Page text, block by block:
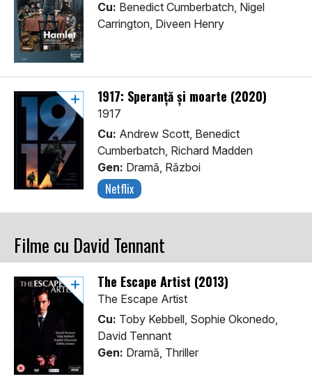
Cu: Benedict Cumberbatch, Nigel
Carrington, Diveen Henry
1917: Speranță și moarte (2020)
1917
Cu: Andrew Scott, Benedict
Cumberbatch, Richard Madden
Gen: Dramă, Război
Netflix
Filme cu David Tennant
The Escape Artist (2013)
The Escape Artist
Cu: Toby Kebbell, Sophie Okonedo,
David Tennant
Gen: Dramă, Thriller